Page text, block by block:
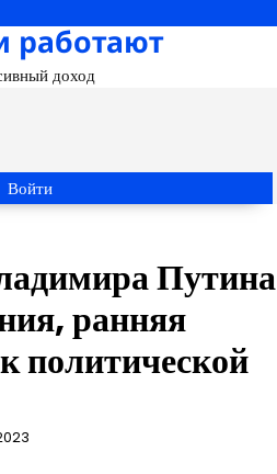
работают
доход
Войти
Путина
ранняя
политической